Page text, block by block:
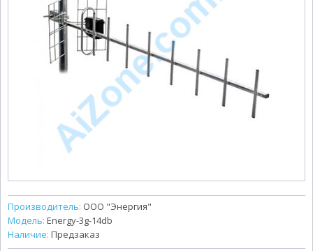
Производитель: ООО "Энергия"
Модель: Energy-3g-14db
Наличие: Предзаказ